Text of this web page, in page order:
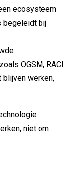
ecosysteem
begeleidt bij
OGSM, RACI
werken,
niet om